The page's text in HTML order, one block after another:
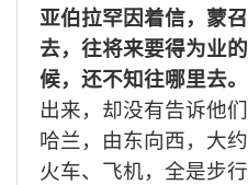
亚伯拉罕因着信，蒙
去，往将来要得为业
候，还不知往哪里去。
出来，却没有告诉他
哈兰，由东向西，大
火车、飞机，全是步